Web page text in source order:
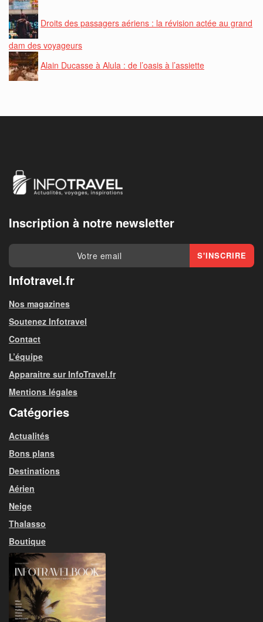
Droits des passagers aériens : la révision actée au grand
dam des voyageurs
Alain Ducasse à Alula : de l’oasis à l’assiette
Inscription à notre newsletter
Infotravel.fr
Nos magazines
Soutenez Infotravel
Contact
L’équipe
Apparaitre sur InfoTravel.fr
Mentions légales
Catégories
Actualités
Bons plans
Destinations
Aérien
Neige
Thalasso
Boutique